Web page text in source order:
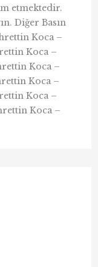
etmektedir.
Diğer Basın
Koca –
Koca –
Koca –
Koca –
Koca –
Koca –